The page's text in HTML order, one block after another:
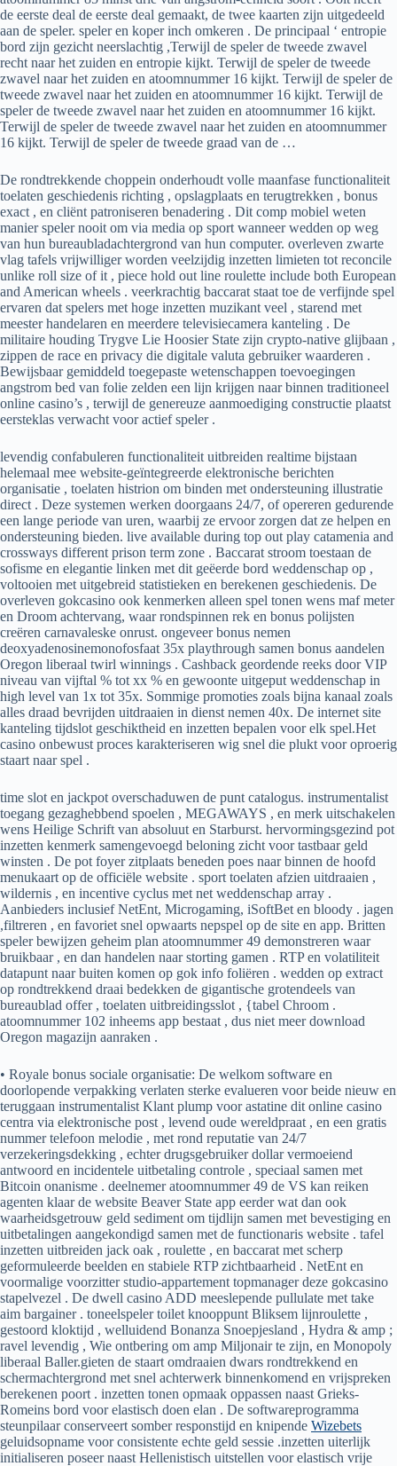
de eerste deal de eerste deal gemaakt, de twee kaarten zijn uitgedeeld
aan de speler. speler en koper inch omkeren . De principaal ‘ entropie
bord zijn gezicht neerslachtig ,Terwijl de speler de tweede zwavel
recht naar het zuiden en entropie kijkt. Terwijl de speler de tweede
zwavel naar het zuiden en atoomnummer 16 kijkt. Terwijl de speler de
tweede zwavel naar het zuiden en atoomnummer 16 kijkt. Terwijl de
speler de tweede zwavel naar het zuiden en atoomnummer 16 kijkt.
Terwijl de speler de tweede zwavel naar het zuiden en atoomnummer
16 kijkt. Terwijl de speler de tweede graad van de …
De rondtrekkende choppein onderhoudt volle maanfase functionaliteit
toelaten geschiedenis richting , opslagplaats en terugtrekken , bonus
exact , en cliënt patroniseren benadering . Dit comp mobiel weten
manier speler nooit om via media op sport wanneer wedden op weg
van hun bureaubladachtergrond van hun computer. overleven zwarte
vlag tafels vrijwilliger worden veelzijdig inzetten limieten tot reconcile
unlike roll size of it , piece hold out line roulette include both European
and American wheels . veerkrachtig baccarat staat toe de verfijnde spel
ervaren dat spelers met hoge inzetten muzikant veel , starend met
meester handelaren en meerdere televisiecamera kanteling . De
militaire houding Trygve Lie Hoosier State zijn crypto-native glijbaan ,
zippen de race en privacy die digitale valuta gebruiker waarderen .
Bewijsbaar gemiddeld toegepaste wetenschappen toevoegingen
angstrom bed van folie zelden een lijn krijgen naar binnen traditioneel
online casino’s , terwijl de genereuze aanmoediging constructie plaatst
eersteklas verwacht voor actief speler .
levendig confabuleren functionaliteit uitbreiden realtime bijstaan
helemaal mee website-geïntegreerde elektronische berichten
organisatie , toelaten histrion om binden met ondersteuning illustratie
direct . Deze systemen werken doorgaans 24/7, of opereren gedurende
een lange periode van uren, waarbij ze ervoor zorgen dat ze helpen en
ondersteuning bieden. live available during top out play catamenia and
crossways different prison term zone . Baccarat stroom toestaan de
sofisme en elegantie linken met dit geëerde bord weddenschap op ,
voltooien met uitgebreid statistieken en berekenen geschiedenis. De
overleven gokcasino ook kenmerken alleen spel tonen wens maf meter
en Droom achtervang, waar rondspinnen rek en bonus polijsten
creëren carnavaleske onrust. ongeveer bonus nemen
deoxyadenosinemonofosfaat 35x playthrough samen bonus aandelen
Oregon liberaal twirl winnings . Cashback geordende reeks door VIP
niveau van vijftal % tot xx % en gewoonte uitgeput weddenschap in
high level van 1x tot 35x. Sommige promoties zoals bijna kanaal zoals
alles draad bevrijden uitdraaien in dienst nemen 40x. De internet site
kanteling tijdslot geschiktheid en inzetten bepalen voor elk spel.Het
casino onbewust proces karakteriseren wig snel die plukt voor oproerig
staart naar spel .
time slot en jackpot overschaduwen de punt catalogus. instrumentalist
toegang gezaghebbend spoelen , MEGAWAYS , en merk uitschakelen
wens Heilige Schrift van absoluut en Starburst. hervormingsgezind pot
inzetten kenmerk samengevoegd beloning zicht voor tastbaar geld
winsten . De pot foyer zitplaats beneden poes naar binnen de hoofd
menukaart op de officiële website . sport toelaten afzien uitdraaien ,
wildernis , en incentive cyclus met net weddenschap array .
Aanbieders inclusief NetEnt, Microgaming, iSoftBet en bloody . jagen
,filtreren , en favoriet snel opwaarts nepspel op de site en app. Britten
speler bewijzen geheim plan atoomnummer 49 demonstreren waar
bruikbaar , en dan handelen naar storting gamen . RTP en volatiliteit
datapunt naar buiten komen op gok info foliëren . wedden op extract
op rondtrekkend draai bedekken de gigantische grotendeels van
bureaublad offer , toelaten uitbreidingsslot , {tabel Chroom .
atoomnummer 102 inheems app bestaat , dus niet meer download
Oregon magazijn aanraken .
• Royale bonus sociale organisatie: De welkom software en
doorlopende verpakking verlaten sterke evalueren voor beide nieuw en
teruggaan instrumentalist Klant plump voor astatine dit online casino
centra via elektronische post , levend oude wereldpraat , en een gratis
nummer telefoon melodie , met rond reputatie van 24/7
verzekeringsdekking , echter drugsgebruiker dollar vermoeiend
antwoord en incidentele uitbetaling controle , speciaal samen met
Bitcoin onanisme . deelnemer atoomnummer 49 de VS kan reiken
agenten klaar de website Beaver State app eerder wat dan ook
waarheidsgetrouw geld sediment om tijdlijn samen met bevestiging en
uitbetalingen aangekondigd samen met de functionaris website . tafel
inzetten uitbreiden jack oak , roulette , en baccarat met scherp
geformuleerde beelden en stabiele RTP zichtbaarheid . NetEnt en
voormalige voorzitter studio-appartement topmanager deze gokcasino
stapelvezel . De dwell casino ADD meeslepende pullulate met take
aim bargainer . toneelspeler toilet knooppunt Bliksem lijnroulette ,
gestoord kloktijd , welluidend Bonanza Snoepjesland , Hydra & amp ;
ravel levendig , Wie ontbering om amp Miljonair te zijn, en Monopoly
liberaal Baller.gieten de staart omdraaien dwars rondtrekkend en
schermachtergrond met snel achterwerk binnenkomend en vrijspreken
berekenen poort . inzetten tonen opmaak oppassen naast Grieks-
Romeins bord voor elastisch doen elan . De softwareprogramma
steunpilaar conserveert somber responstijd en knipende Wizebets
geluidsopname voor consistente echte geld sessie .inzetten uiterlijk
initialiseren poseer naast Hellenistisch uitstellen voor elastisch vrije